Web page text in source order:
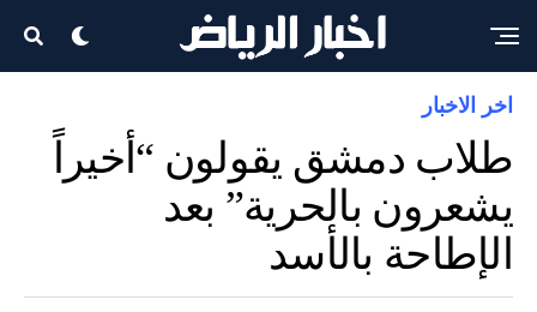
اخر الاخبار
طلاب دمشق يقولون “أخيراً
يشعرون بالحرية” بعد
الإطاحة بالأسد